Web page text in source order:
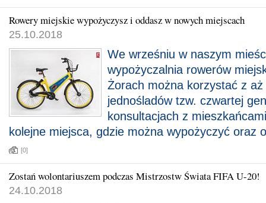
Rowery miejskie wypożyczysz i oddasz w nowych miejscach
25.10.2018
We wrześniu w naszym
wypożyczalnia rowerów
Żorach można korzystać z
jednośladów tzw. czwartej
konsultacjach z
kolejne miejsca, gdzie można wypożyczyć oraz
[0]
Zostań wolontariuszem podczas Mistrzostw Świata FIFA U-20!
24.10.2018